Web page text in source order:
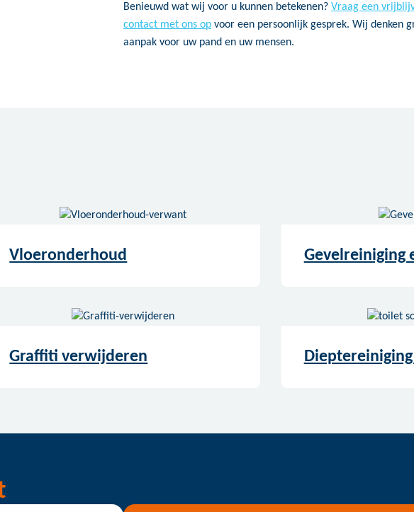
Benieuwd wat wij voor u kunnen betekenen? Vraag een
contact met ons op voor een persoonlijk gesprek. Wij denken
aanpak voor uw pand en uw mensen.
Vloeronderhoud Gevelreiniging
Graffiti verwijderen